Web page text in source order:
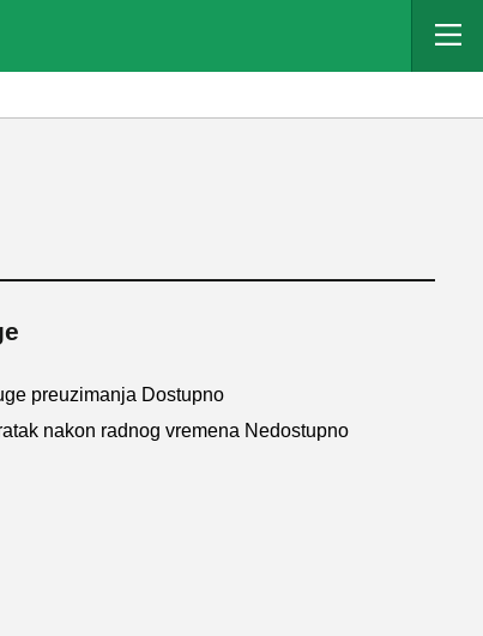
preuzimanja Dostupno
nakon radnog vremena Nedostupno